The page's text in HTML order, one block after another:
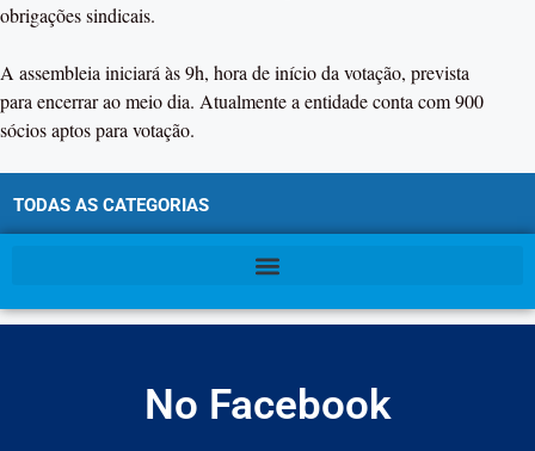
obrigações sindicais.
A assembleia iniciará às 9h, hora de início da votação, prevista
para encerrar ao meio dia. Atualmente a entidade conta com 900
sócios aptos para votação.
TODAS AS CATEGORIAS
No Facebook